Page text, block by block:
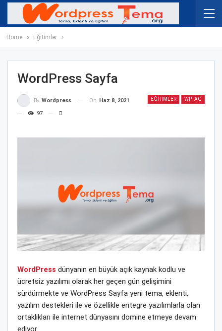
Home Eğitimler
WordPress Sayfa
EĞITIMLER WPTAG
By Wordpress On Haz 8, 2021
97
WordPress dünyanın en büyük açık kaynak kodlu ve
ücretsiz yazılımı olarak her geçen gün gelişimini
sürdürmekte ve WordPress Sayfa yeni tema, eklenti,
yazılım destekleri ile ve özellikle entegre yazılımlarla olan
ortaklıkları ile internet dünyasını domine etmeye devam
ediyor.